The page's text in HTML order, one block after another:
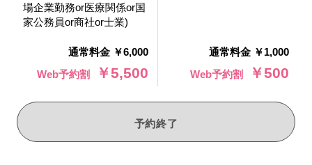
場企業勤務or医療関係or国
家公務員or商社or士業)
通常料金 ￥6,000
Web予約割
￥5,500
通常料金 ￥1,000
Web予約割
￥500
予約終了